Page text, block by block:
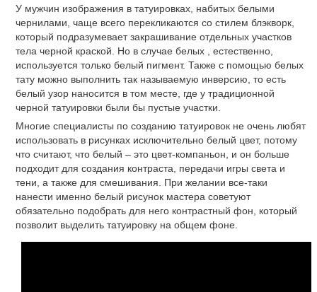
У мужчин изображения в татуировках, набитых белыми
чернилами, чаще всего перекликаются со стилем блэкворк,
который подразумевает закрашивание отдельных участков
тела черной краской. Но в случае белых , естественно,
используется только белый пигмент. Также с помощью белых
тату можно выполнить так называемую инверсию, то есть
белый узор наносится в том месте, где у традиционной
черной татуировки были бы пустые участки.
Многие специалисты по созданию татуировок не очень любят
использовать в рисунках исключительно белый цвет, потому
что считают, что белый – это цвет-компаньон, и он больше
подходит для создания контраста, передачи игры света и
тени, а также для смешивания. При желании все-таки
нанести именно белый рисунок мастера советуют
обязательно подобрать для него контрастный фон, который
позволит выделить татуировку на общем фоне.